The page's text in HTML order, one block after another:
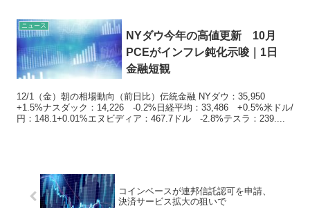
ニュース
NYダウ今年の高値更新 10月
PCEがインフレ鈍化示唆｜1日
金融短観
12/1（金）朝の相場動向（前日比）伝統金融 NYダウ：35,950
+1.5%ナスダック：14,226 -0.2%日経平均：33,486 +0.5%米ドル/
円：148.1+0.01%エヌビディア：467.7ドル -2.8%テスラ：239....
コインベースが連邦信託認可を申請、
決済サービス拡大の狙いで